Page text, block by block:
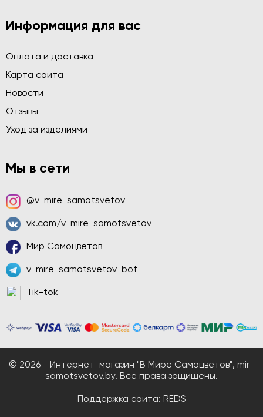
Информация для вас
Оплата и доставка
Карта сайта
Новости
Отзывы
Уход за изделиями
Мы в сети
@v_mire_samotsvetov
vk.com/v_mire_samotsvetov
Мир Самоцветов
v_mire_samotsvetov_bot
Tik-tok
© 2026 - Интернет-магазин "В Мире Самоцветов", mir-
samotsvetov.by. Все права защищены.
Поддержка сайта: REDS